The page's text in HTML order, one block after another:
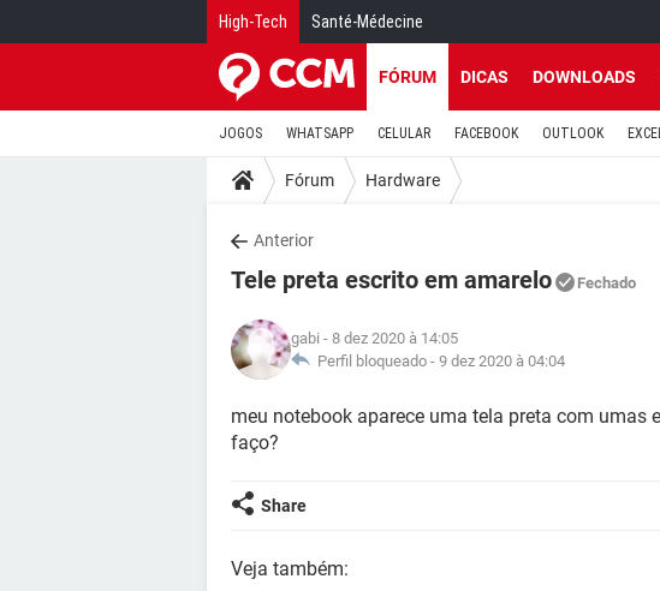
High-Tech Santé-Médecine
FÓRUM DICAS DOWNLOADS
JOGOS WHATSAPP CELULAR FACEBOOK OUTLOOK
Fórum Hardware
Anterior
Tele preta escrito em amarelo Fechado
gabi - 8 dez 2020 à 14:05
Perfil bloqueado - 9 dez 2020 à 04:04
meu notebook aparece uma tela preta com umas
faço?
Share
Veja também: